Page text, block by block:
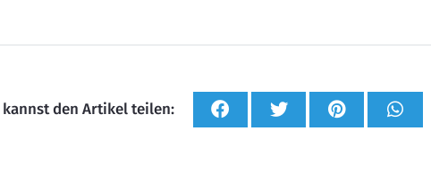
kannst den Artikel teilen: